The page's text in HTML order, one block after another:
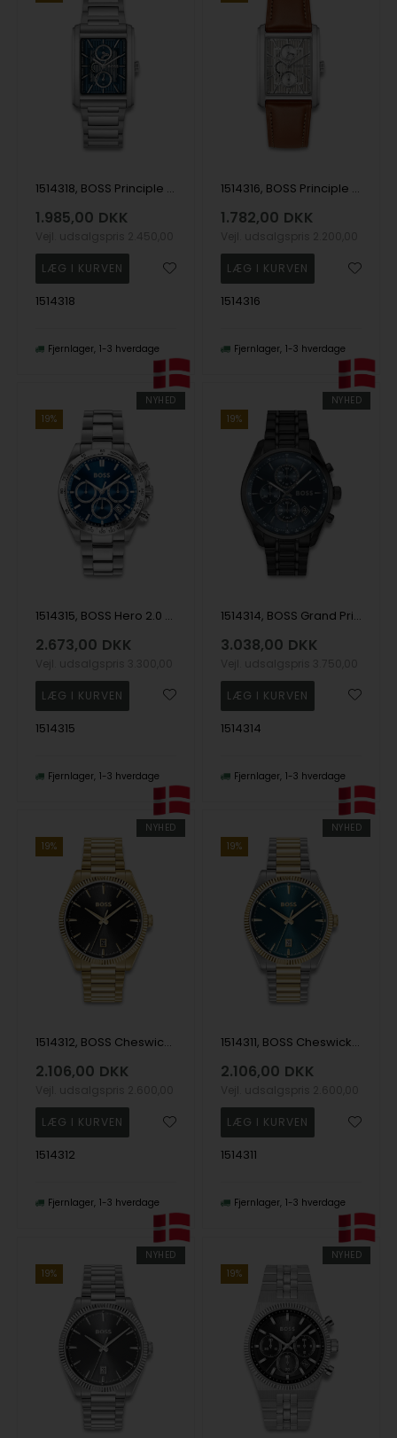
1514318, BOSS Principle Dress Multi Quartz Herre m/lænke
1.985,00 DKK
1514318
Fjernlager 1-3 hverdage
1514316, BOSS Principle Dress Multi Quartz Herre m/rem
1.782,00 DKK
1514316
Fjernlager 1-3 hverdage
NYHED
19%
1514315, BOSS Hero 2.0 Quartz Herre m/lænke
2.673,00 DKK
1514315
Fjernlager 1-3 hverdage
NYHED
19%
1514314, BOSS Grand Prix 44 Quartz Herre m/lænke
3.038,00 DKK
1514314
Fjernlager 1-3 hverdage
NYHED
19%
1514312, BOSS Cheswick Quartz Herre m/lænke
2.106,00 DKK
1514312
Fjernlager 1-3 hverdage
NYHED
19%
1514311, BOSS Cheswick Quartz Herre m/lænke
2.106,00 DKK
1514311
Fjernlager 1-3 hverdage
NYHED
19%
NYHED
19%